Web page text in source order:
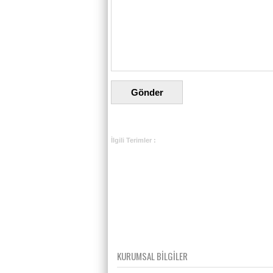
İlgili Terimler :
KURUMSAL BİLGİLER